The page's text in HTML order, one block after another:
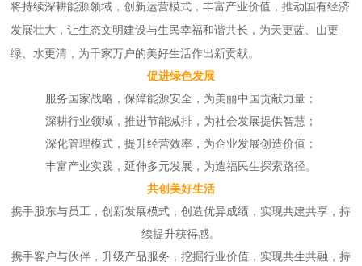
将持续深耕能源领域，创新运营模式，丰富产业价值，推动国有经济
发展壮大，让生态文明建设与生民幸福和谐共长，为天更蓝、山更
绿、水更清，为千家万户的美好生活作出新贡献。
促进绿色发展
服务国家战略，保障能源安全，为美丽中国贡献力量；
深耕行业领域，推进节能减排，为社会发展提供智慧；
深化管理模式，提升经营效率，为企业发展创造价值；
丰富产业实践，延伸多元发展，为造福民生探索路径。
共创美好生活
携手股东与员工，创新发展模式，创造优异成绩，实现共建共享，持
续提升获得感。
携手客户与伙伴，升级产品服务，挖掘行业价值，实现共生共融，持